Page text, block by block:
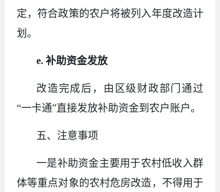
定，符合政策的农户将被列入年度改造计
划。
e. 补助资金发放
改造完成后，由 区级财政部门通过
“一卡通”直接发放补助资金到农户账户。
五、注意事项
一是补助资金主要用于农村低收入群
体等重点对象的农村危房改造，不得用于